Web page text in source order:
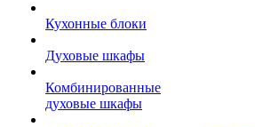
Кухонные блоки
Духовые шкафы
Комбинированные
духовые шкафы